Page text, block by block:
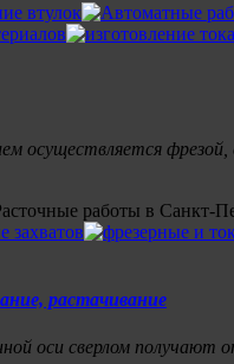
осуществляется
оси сверлом получают